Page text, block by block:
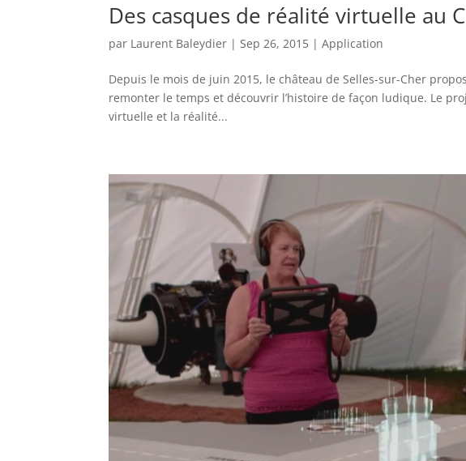
Des casques de réalité virtuelle au
par Laurent Baleydier |Sep 26, 2015 |Application
Depuis le mois de juin 2015, le château de Selles-sur-Cher
remonter le temps et découvrir l’histoire de façon ludique. Le
virtuelle et la réalité...